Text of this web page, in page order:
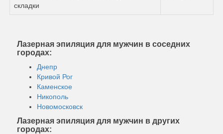
складки
Лазерная эпиляция для мужчин в соседних
городах:
Днепр
Кривой Рог
Каменское
Никополь
Новомосковск
Лазерная эпиляция для мужчин в других
городах: